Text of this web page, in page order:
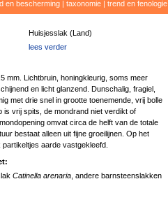
en bescherming| taxonomie| trend en fenologie
Huisjesslak (Land)
lees verder
mm. Lichtbruin, honingkleurig, soms meer
en licht glanzend. Dunschalig, fragiel,
met drie snel in grootte toenemende, vrij bolle
is vrij spits, de mondrand niet verdikt of
omvat circa de helft van de totale
bestaat alleen uit fijne groeilijnen. Op het
aarde vastgekleefd.
Catinella arenaria, andere barnsteenslakken